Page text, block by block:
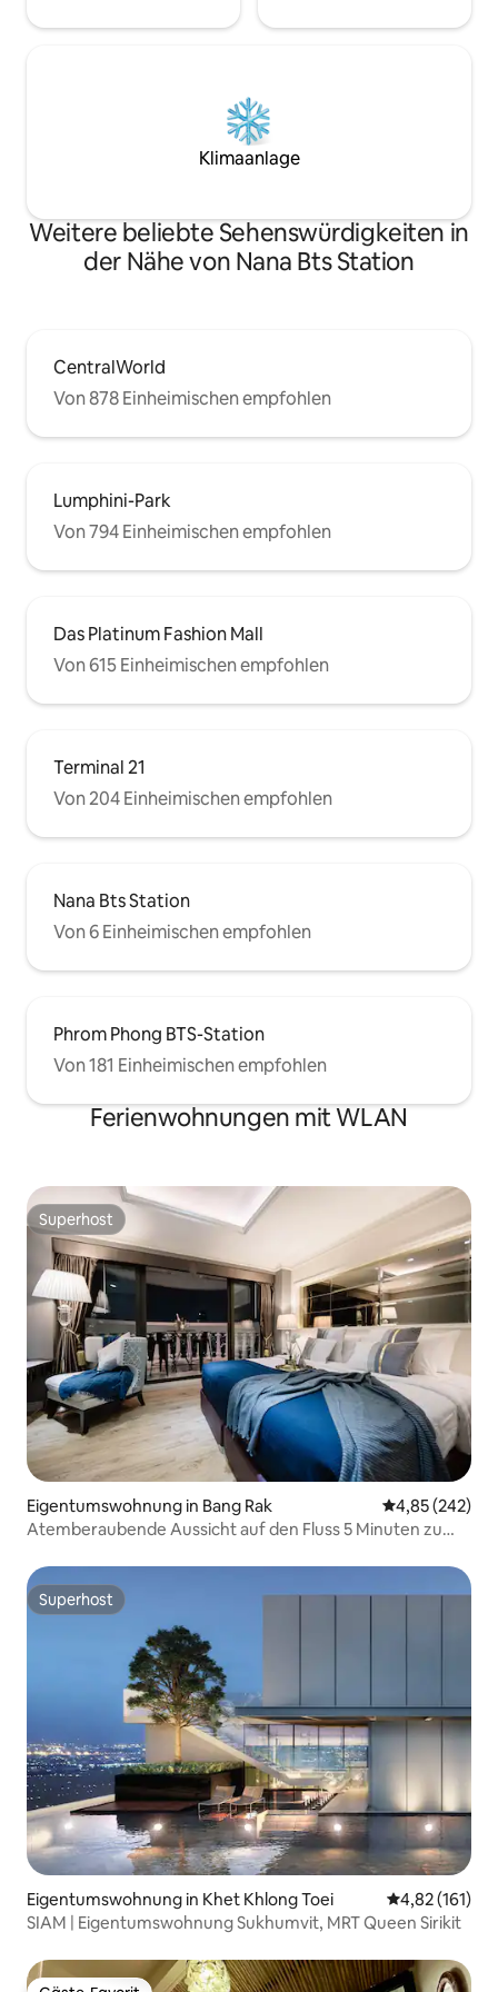
Asok & T21 10 Minuten zu Fuß vom
Mikrowelle für
Kleiderbügel
Klimaanlage
Weitere beliebte Sehenswürdigkeiten in
der Nähe von Nana Bts Station
CentralWorld
Von 878 Einheimischen empfohlen
Lumphini-Park
Von 794 Einheimischen empfohlen
Das Platinum Fashion Mall
Von 615 Einheimischen empfohlen
Terminal 21
Von 204 Einheimischen empfohlen
Nana Bts Station
Von 6 Einheimischen empfohlen
Phrom Phong BTS-Station
Von 181 Einheimischen empfohlen
Ferienwohnungen mit WLAN
Superhost
Superhost
Eigentumswohnung in Bang Rak
4,85 (242)
Atemberaubende Aussicht auf den Fluss 5 Minuten zu
Superhost
Superhost
Eigentumswohnung in Khet Khlong Toei
4,82 (161)
SIAM | Eigentumswohnung Sukhumvit, MRT Queen Sirikit